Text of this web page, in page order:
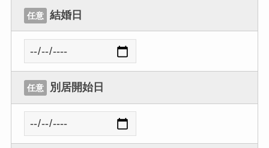
任意 結婚日
任意 別居開始日